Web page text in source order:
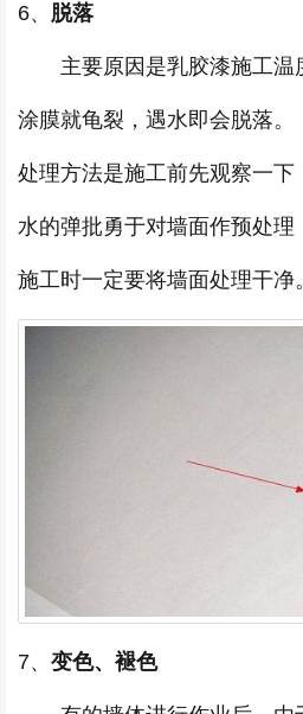
6、 脱落
主要原因是乳胶漆施工温
涂膜就龟裂，遇水即会脱落。
处理方法是施工前先观察一
水的弹批勇于对墙面作预处理
施工时一定要将墙面处理干净。
7、 变色、褪色